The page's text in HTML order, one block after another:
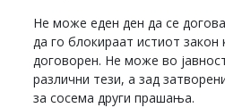
Не може еден ден да се
да го блокираат истиот закон
договорен. Не може во
различни тези, а зад
за сосема други прашања.